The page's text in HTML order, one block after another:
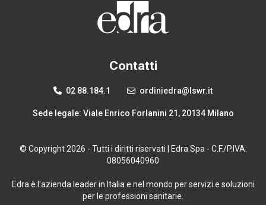
Contatti
02 88.184.1 ordiniedra@lswr.it
Sede legale: Viale Enrico Forlanini 21, 20134 Milano
© Copyright 2026 - Tutti i diritti riservati | Edra Spa - C.F./P.IVA:
08056040960
Edra è l'azienda leader in Italia e nel mondo per servizi e soluzioni
per le professioni sanitarie.